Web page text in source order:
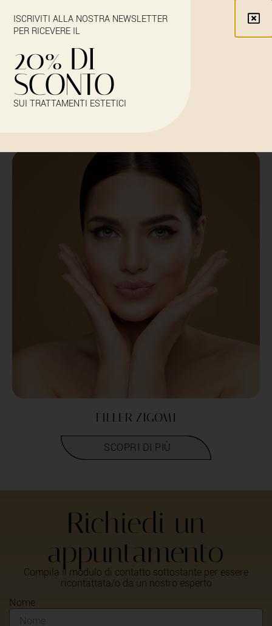
FILLER ZIGOMI
FILLER ZIGOMI
LEGGI TUTTO
Richiedi un
appuntamento
Compila il modulo di contatto sottostante per essere
ricontattata/o da un nostro esperto
Nome
ISCRIVITI ALLA NOSTRA NEWSLETTER
PER RICEVERE IL
20% DI
SCONTO
SUI TRATTAMENTI ESTETICI